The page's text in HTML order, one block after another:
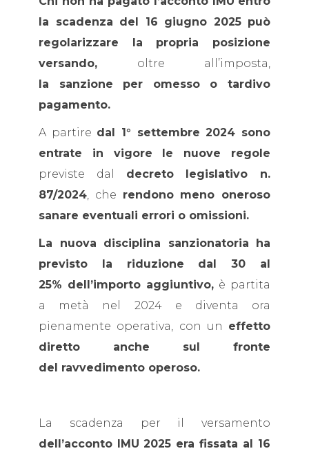
la scadenza del 16 giugno 2025 può
regolarizzare la propria posizione
versando, oltre all’imposta,
la sanzione per omesso o tardivo
pagamento.
A partire dal 1° settembre 2024 sono
entrate in vigore le nuove regole
previste dal decreto legislativo n.
87/2024, che rendono meno oneroso
sanare eventuali errori o omissioni.
La nuova disciplina sanzionatoria ha
previsto la riduzione dal 30 al
25% dell’importo aggiuntivo, è partita
a metà nel 2024 e diventa ora
pienamente operativa, con un effetto
diretto anche sul fronte
del ravvedimento operoso.
La scadenza per il versamento
dell’acconto IMU 2025 era fissata al 16